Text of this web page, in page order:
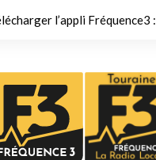
l’appli Fréquence3 :